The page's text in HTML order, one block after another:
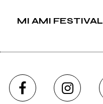
MI AMI FESTIVAL